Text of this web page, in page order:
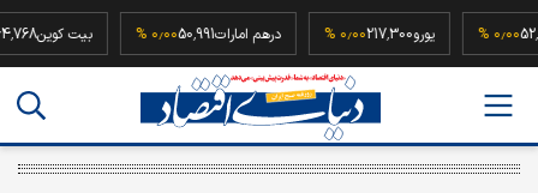
۰٫۰۰ % یورو217,300۰٫۰۰ % درهم امارات50,991۰٫۰۰ % بیت